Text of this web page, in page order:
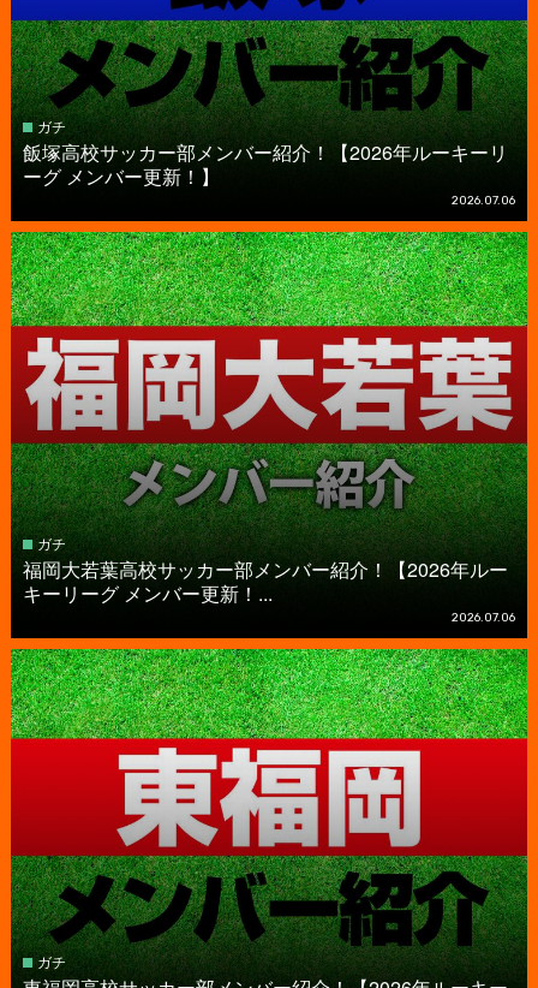
ガチ
飯塚高校サッカー部メンバー紹介！【2026年ルーキーリ
ーグ メンバー更新！】
2026.07.06
ガチ
福岡大若葉高校サッカー部メンバー紹介！【2026年ルー
キーリーグ メンバー更新！...
2026.07.06
ガチ